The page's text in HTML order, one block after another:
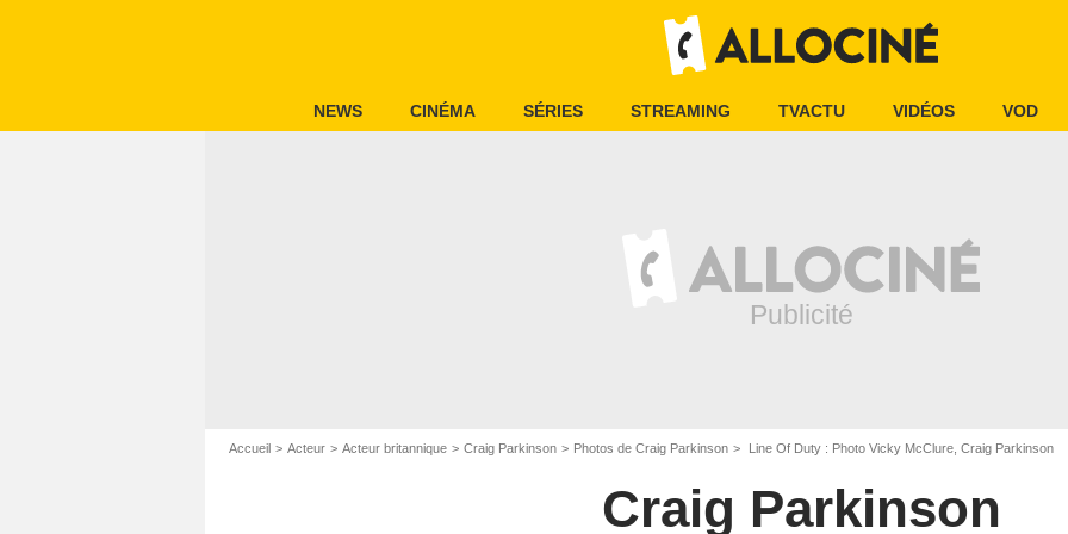
NEWS CINÉMA SÉRIES STREAMING TVACTU VIDÉOS VOD
Accueil Acteur Acteur britannique Craig Parkinson Photos de Craig Parkinson Line Of Duty : Photo Vicky McClure, Craig Parkinson
Craig Parkinson